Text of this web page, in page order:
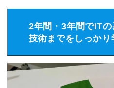
2年間・3年間でIT
技術までをしっか